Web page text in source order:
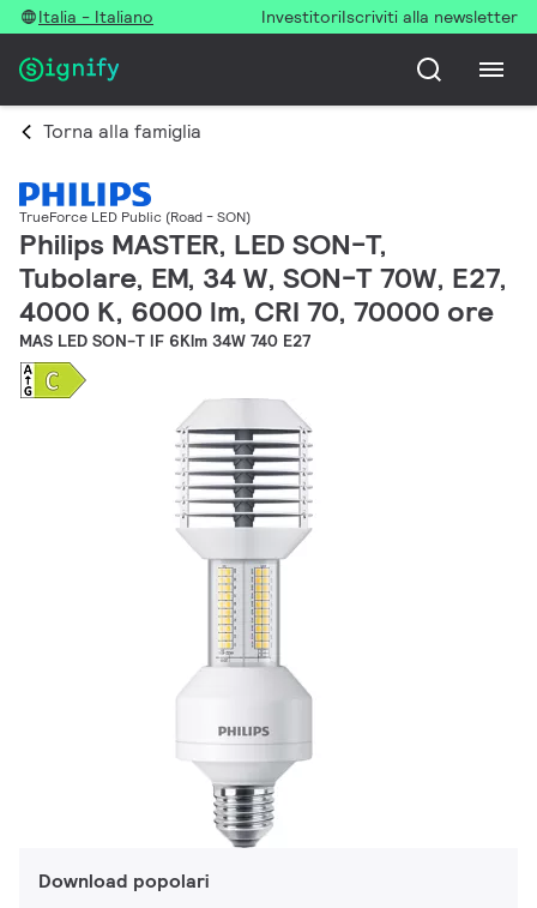
Italia - Italiano InvestitoriIscriviti alla newsletter
Torna alla famiglia
TrueForce LED Public (Road - SON)
Philips MASTER, LED SON-T,
Tubolare, EM, 34 W, SON-T 70W, E27,
4000 K, 6000 lm, CRI 70, 70000 ore
MAS LED SON-T IF 6Klm 34W 740 E27
Download popolari